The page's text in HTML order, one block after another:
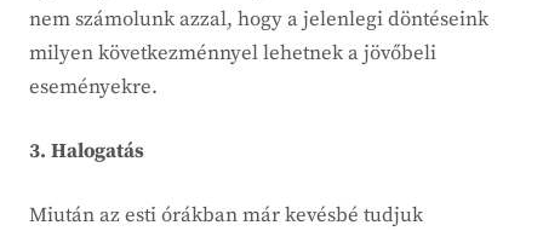
nem számolunk azzal, hogy a jelenlegi döntéseink
milyen következménnyel lehetnek a jövőbeli
eseményekre.
3. Halogatás
Miután az esti órákban már kevésbé tudjuk